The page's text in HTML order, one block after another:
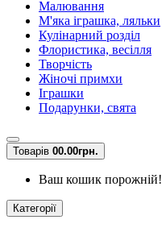
Малювання
М'яка іграшка, ляльки
Кулінарний розділ
Флористика, весілля
Творчість
Жіночі примхи
Іграшки
Подарунки, свята
Товарів 00.00грн.
Ваш кошик порожній!
Категорії